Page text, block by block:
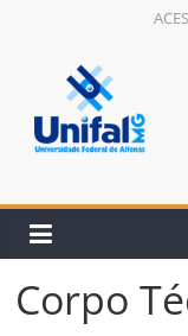
conteúdo
Corpo